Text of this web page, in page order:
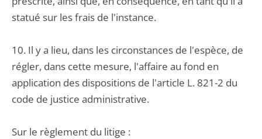
statué sur les frais de l'instance.
10. Il y a lieu, dans les circonstances de l'espèce, de
régler, dans cette mesure, l'affaire au fond en
application des dispositions de l'article L. 821-2 du
code de justice administrative.
Sur le règlement du litige :